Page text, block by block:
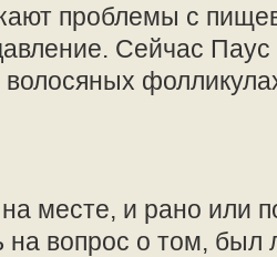
проблемы с
Сейчас Паус
волосяных
месте, и рано или
на вопрос о том,